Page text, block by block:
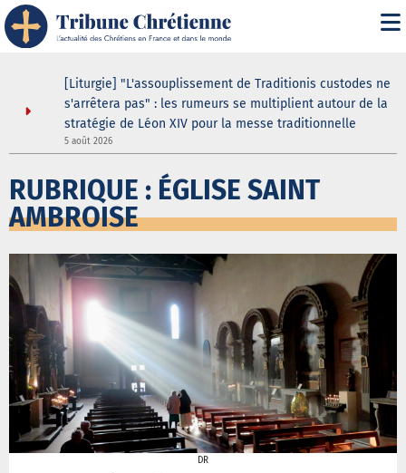
[Liturgie] "L'assouplissement de Traditionis custodes ne
s'arrêtera pas" : les rumeurs se multiplient autour de la
stratégie de Léon XIV pour la messe traditionnelle
5 août 2026
RUBRIQUE : ÉGLISE SAINT
AMBROISE
DR